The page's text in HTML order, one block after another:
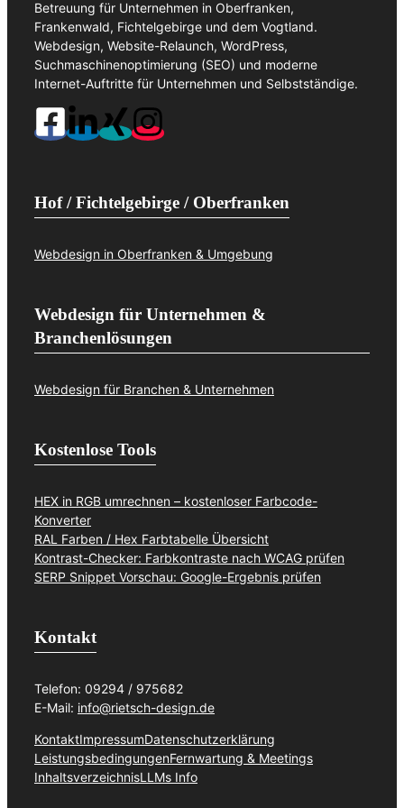
Betreuung für Unternehmen in Oberfranken,
Frankenwald, Fichtelgebirge und dem Vogtland.
Webdesign, Website-Relaunch, WordPress,
Suchmaschinenoptimierung (SEO) und moderne
Internet-Auftritte für Unternehmen und Selbstständige.
Hof / Fichtelgebirge / Oberfranken
Webdesign in Oberfranken & Umgebung
Webdesign für Unternehmen &
Branchenlösungen
Webdesign für Branchen & Unternehmen
Kostenlose Tools
HEX in RGB umrechnen – kostenloser Farbcode-
Konverter
RAL Farben / Hex Farbtabelle Übersicht
Kontrast-Checker: Farbkontraste nach WCAG prüfen
SERP Snippet Vorschau: Google-Ergebnis prüfen
Kontakt
Telefon: 09294 / 975682
E-Mail: info@rietsch-design.de
KontaktImpressumDatenschutzerklärung
LeistungsbedingungenFernwartung & Meetings
InhaltsverzeichnisLLMs Info